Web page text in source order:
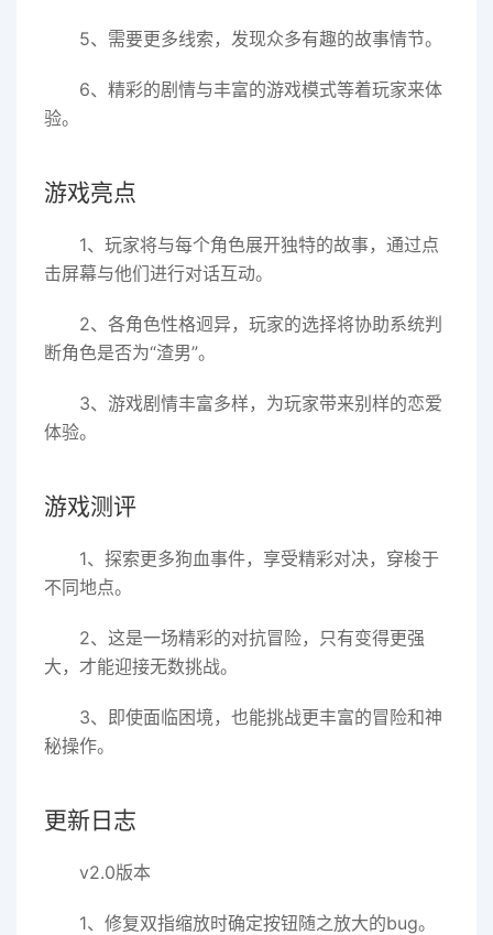
5、需要更多线索，发现众多有趣的故事情节。
6、精彩的剧情与丰富的游戏模式等着玩家来体
验。
游戏亮点
1、玩家将与每个角色展开独特的故事，通过点
击屏幕与他们进行对话互动。
2、各角色性格迥异，玩家的选择将协助系统判
断角色是否为“渣男”。
3、游戏剧情丰富多样，为玩家带来别样的恋爱
体验。
游戏测评
1、探索更多狗血事件，享受精彩对决，穿梭于
不同地点。
2、这是一场精彩的对抗冒险，只有变得更强
大，才能迎接无数挑战。
3、即使面临困境，也能挑战更丰富的冒险和神
秘操作。
更新日志
v2.0版本
1、修复双指缩放时确定按钮随之放大的bug。